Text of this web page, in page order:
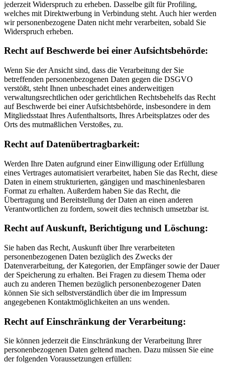
jederzeit Widerspruch zu erheben. Dasselbe gilt für Profiling,
welches mit Direktwerbung in Verbindung steht. Auch hier werden
wir personenbezogene Daten nicht mehr verarbeiten, sobald Sie
Widerspruch erheben.
Recht auf Beschwerde bei einer Aufsichtsbehörde:
Wenn Sie der Ansicht sind, dass die Verarbeitung der Sie
betreffenden personenbezogenen Daten gegen die DSGVO
verstößt, steht Ihnen unbeschadet eines anderweitigen
verwaltungsrechtlichen oder gerichtlichen Rechtsbehelfs das Recht
auf Beschwerde bei einer Aufsichtsbehörde, insbesondere in dem
Mitgliedsstaat Ihres Aufenthaltsorts, Ihres Arbeitsplatzes oder des
Orts des mutmaßlichen Verstoßes, zu.
Recht auf Datenübertragbarkeit:
Werden Ihre Daten aufgrund einer Einwilligung oder Erfüllung
eines Vertrages automatisiert verarbeitet, haben Sie das Recht, diese
Daten in einem strukturierten, gängigen und maschinenlesbaren
Format zu erhalten. Außerdem haben Sie das Recht, die
Übertragung und Bereitstellung der Daten an einen anderen
Verantwortlichen zu fordern, soweit dies technisch umsetzbar ist.
Recht auf Auskunft, Berichtigung und Löschung:
Sie haben das Recht, Auskunft über Ihre verarbeiteten
personenbezogenen Daten bezüglich des Zwecks der
Datenverarbeitung, der Kategorien, der Empfänger sowie der Dauer
der Speicherung zu erhalten. Bei Fragen zu diesem Thema oder
auch zu anderen Themen bezüglich personenbezogener Daten
können Sie sich selbstverständlich über die im Impressum
angegebenen Kontaktmöglichkeiten an uns wenden.
Recht auf Einschränkung der Verarbeitung:
Sie können jederzeit die Einschränkung der Verarbeitung Ihrer
personenbezogenen Daten geltend machen. Dazu müssen Sie eine
der folgenden Voraussetzungen erfüllen: